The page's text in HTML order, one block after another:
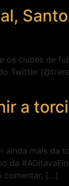
os clubes de
Twitter
a
mais da
da
comentar, […]